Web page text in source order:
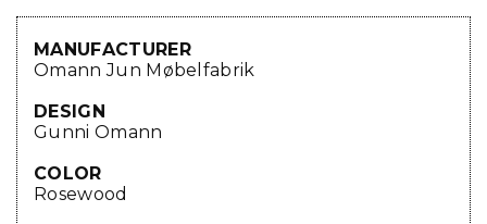
MANUFACTURER
Omann Jun Møbelfabrik
DESIGN
Gunni Omann
COLOR
Rosewood